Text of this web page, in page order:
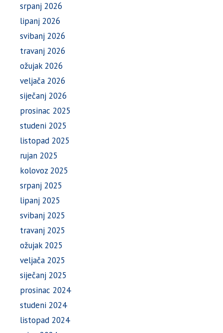
srpanj 2026
lipanj 2026
svibanj 2026
travanj 2026
ožujak 2026
veljača 2026
siječanj 2026
prosinac 2025
studeni 2025
listopad 2025
rujan 2025
kolovoz 2025
srpanj 2025
lipanj 2025
svibanj 2025
travanj 2025
ožujak 2025
veljača 2025
siječanj 2025
prosinac 2024
studeni 2024
listopad 2024